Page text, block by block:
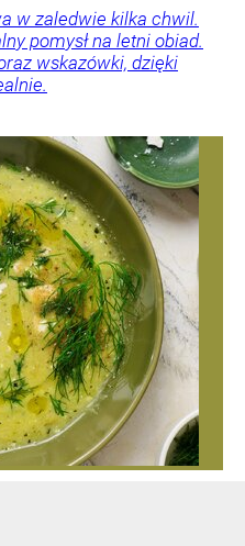
w zaledwie kilka chwil.
pomysł na letni obiad.
wskazówki, dzięki